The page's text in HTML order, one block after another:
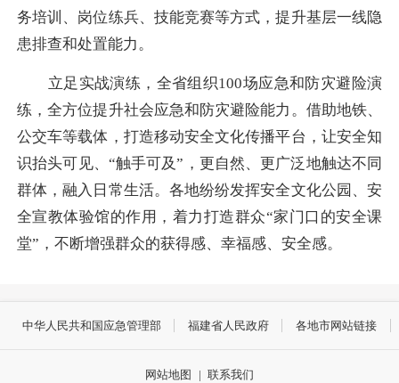
务培训、岗位练兵、技能竞赛等方式，提升基层一线隐
患排查和处置能力。
立足实战演练，全省组织100场应急和防灾避险演
练，全方位提升社会应急和防灾避险能力。借助地铁、
公交车等载体，打造移动安全文化传播平台，让安全知
识抬头可见、“触手可及”，更自然、更广泛地触达不同
群体，融入日常生活。各地纷纷发挥安全文化公园、安
全宣教体验馆的作用，着力打造群众“家门口的安全课
堂”，不断增强群众的获得感、幸福感、安全感。
中华人民共和国应急管理部 福建省人民政府 各地市网站链接
网站地图 | 联系我们